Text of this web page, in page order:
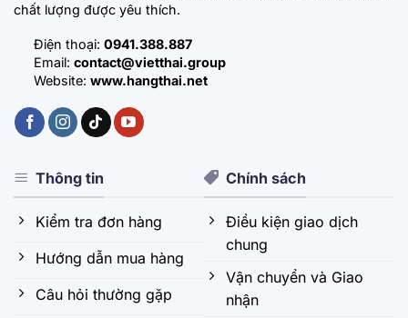
chất lượng được yêu thích.
Điện thoại: 0941.388.887
Email: contact@vietthai.group
Website: www.hangthai.net
Thông tin
Kiểm tra đơn hàng
Hướng dẫn mua hàng
Câu hỏi thường gặp
Chính sách
Điều kiện giao dịch
chung
Vận chuyển và Giao
nhận